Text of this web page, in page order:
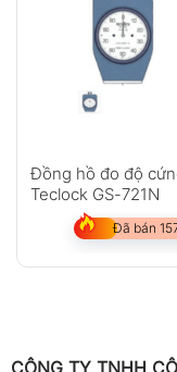
Đồng hồ đo độ
Teclock GS-721N
Đã bán
CÔNG TY TNHH